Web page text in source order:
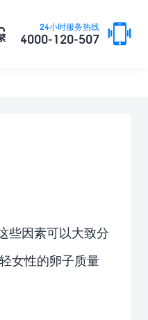
24小时服务热线
4000-120-507 
些因素可以大致分
女性的卵子质量